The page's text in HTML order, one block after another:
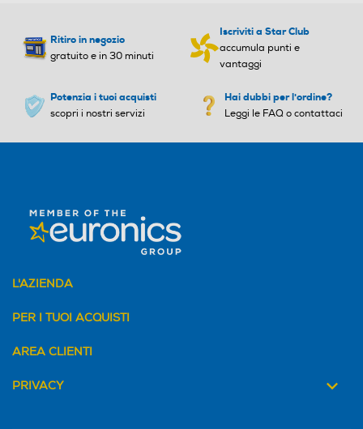
Ritiro in negozio
gratuito e in 30 minuti
Iscriviti a Star Club
accumula punti e
vantaggi
Potenzia i tuoi acquisti
scopri i nostri servizi
Hai dubbi per l'ordine?
Leggi le FAQ o contattaci
L'AZIENDA
PER I TUOI ACQUISTI
AREA CLIENTI
PRIVACY